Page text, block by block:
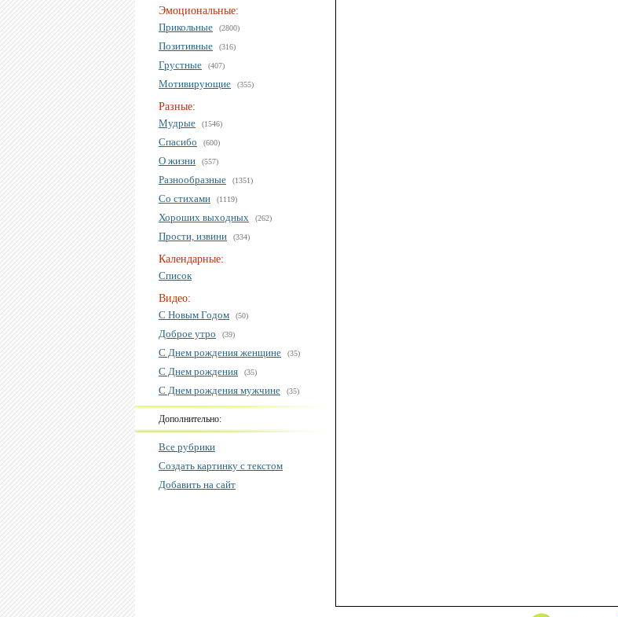
Эмоциональные:
Прикольные
(2800)
Позитивные (316)
Грустные (407)
Мотивирующие (355)
Разные:
Мудрые
(1546)
Спасибо (600)
О жизни (557)
Разнообразные (1351)
Со стихами (1119)
Хороших выходных (262)
Прости, извини (334)
Календарные:
Список
Видео:
С Новым Годом
(50)
Доброе утро (39)
С Днем рождения женщине (35)
С Днем рождения (35)
С Днем рождения мужчине (35)
Дополнительно:
Все рубрики
Создать картинку с текстом
Добавить на сайт